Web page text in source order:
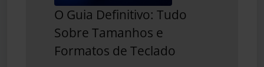
O Guia Definitivo: Tudo
Sobre Tamanhos e
Formatos de Teclado